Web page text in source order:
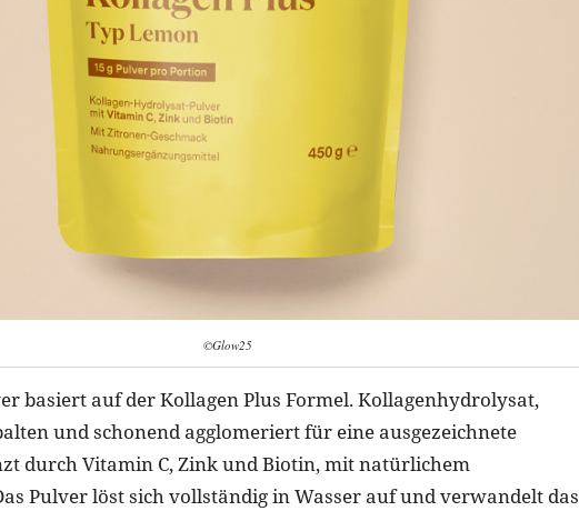
©Glow25
basiert auf der Kollagen Plus Formel. Kollagenhydrolysat,
und schonend agglomeriert für eine ausgezeichnete
durch Vitamin C, Zink und Biotin, mit natürlichem
Pulver löst sich vollständig in Wasser auf und verwandelt das